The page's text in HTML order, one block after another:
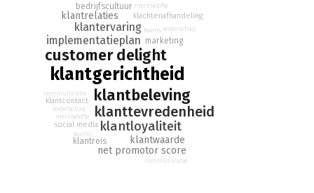
In het boek 'Positief verrast', gidst Marieke van der Laan je op
speelse wijze door de noodzakelijke achtergrondkennis. Ze
bespreekt verder 8 praktische instrumenten die je input geven
om de Customer Delight strategie succesvol te implementeren
in je eigen organisatie. Concrete en inspirerende voorbeelden
van dertien referentiebedrijven illustreren alle suggesties. Je
kunt maandagmorgen al aan de slag.
klantgerichtheid
klantbeleving
customer delight
klanttevredenheid
klantloyaliteit
implementatieplan
klantervaring
klantwaarde
net promotor score
klantrelaties
bedrijfscultuur
marketing
klantreis
klachtenafhandeling
social media
klantcontact
merkbelofte
leiderschap
communicatie
teams
merkbelofte
leiderschap
communicatie
teams